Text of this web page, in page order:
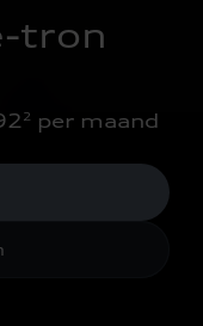
tron
2 per maand